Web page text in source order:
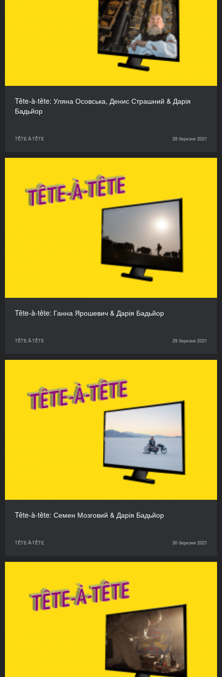
Tête-à-tête: Уляна Осовська, Денис Страшний & Дарія
Бадьйор
TÊTE-À-TÊTE 28 березня 2021
Tête-à-tête: Ганна Ярошевич & Дарія Бадьйор
TÊTE-À-TÊTE 29 березня 2021
Tête-à-tête: Семен Мозговий & Дарія Бадьйор
TÊTE-À-TÊTE 30 березня 2021